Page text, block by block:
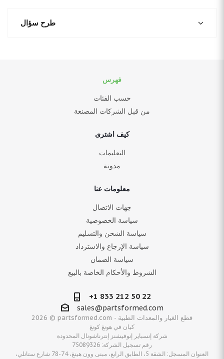
طرح سؤال
2026 © partsformed.com - قطع الغيار والمعدات الطبية
كيان في هونغ كونغ
شركة إنسباير إنوفيشنز إنترناشونال المحدودة
رقم تسجيل الشركة: 75089326
العنوان المسجل: الشقة 5، الطابق الرابع، مبنى وون هينغ، 74-78 شارع ستانلي،
فهرس
حسب الفئات
من قبل الشركات المصنعة
كيف اشترى
التعليمات
مدونة
معلومات عنا
جهات الاتصال
سياسة الخصوصية
سياسة الشحن والتسليم
سياسة الإرجاع والاسترداد
سياسة الضمان
الشروط والأحكام الخاصة بالبيع
+1 833 212 50 22
sales@partsformed.com